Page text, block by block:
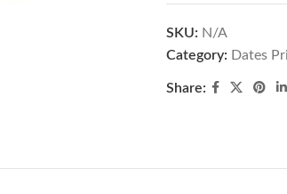
SKU: N/A
Category: Dates
Share: